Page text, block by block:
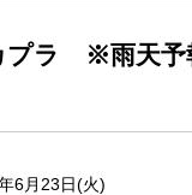
プラ ※雨天予
6月23日(火)